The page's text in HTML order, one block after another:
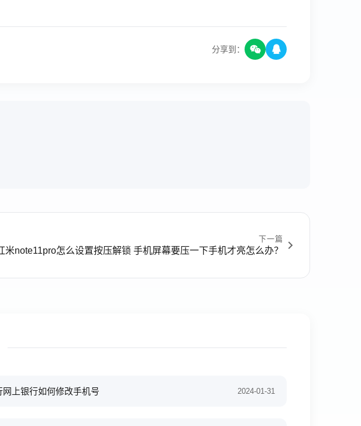
分享到：
下一篇
米note11pro怎么设置按压解锁 手机屏幕要压一下手机才亮怎么办？
网上银行如何修改手机号 2024-01-31